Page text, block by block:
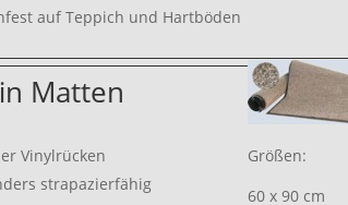
auf Teppich und Hartböden
Matten
Vinylrücken
strapazierfähig
Größen:
60 x 90 cm